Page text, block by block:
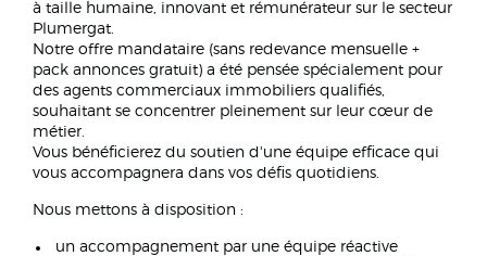
à taille humaine, innovant et rémunérateur sur le secteur
Plumergat.
Notre offre mandataire (sans redevance mensuelle +
pack annonces gratuit) a été pensée spécialement pour
des agents commerciaux immobiliers qualifiés,
souhaitant se concentrer pleinement sur leur cœur de
métier.
Vous bénéficierez du soutien d'une équipe efficace qui
vous accompagnera dans vos défis quotidiens.
Nous mettons à disposition :
un accompagnement par une équipe réactive